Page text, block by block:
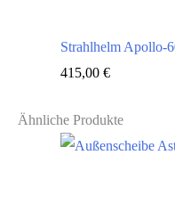
Strahlhelm Apollo-
415,00 €
Ähnliche Produkte